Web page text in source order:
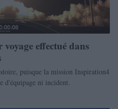
voyage effectué dans
puisque la mission Inspiration4
d'équipage ni incident.